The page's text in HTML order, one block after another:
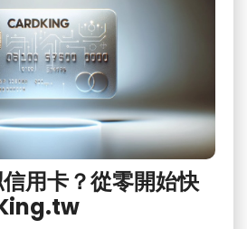
用卡？從零開始快